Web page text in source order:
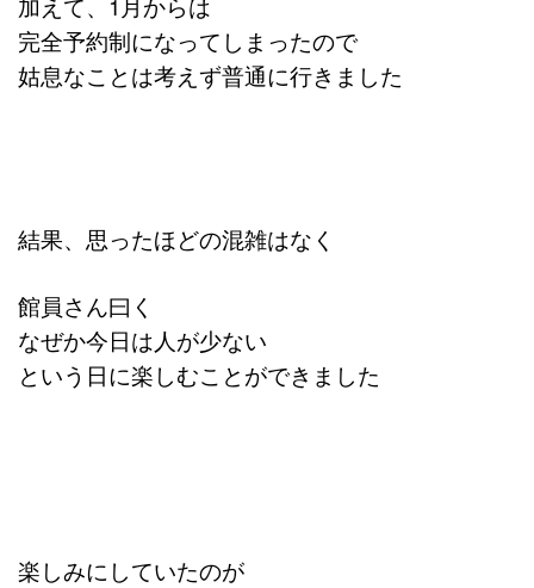
加えて、1月からは
完全予約制になってしまったので
姑息なことは考えず普通に行きました
結果、思ったほどの混雑はなく
館員さん曰く
なぜか今日は人が少ない
という日に楽しむことができました
楽しみにしていたのが